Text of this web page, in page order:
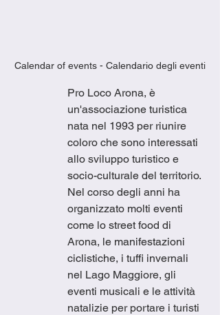
Calendar of events - Calendario degli eventi
Pro Loco Arona, è
un'associazione turistica
nata nel 1993 per riunire
coloro che sono interessati
allo sviluppo turistico e
socio-culturale del territorio.
Nel corso degli anni ha
organizzato molti eventi
come lo street food di
Arona, le manifestazioni
ciclistiche, i tuffi invernali
nel Lago Maggiore, gli
eventi musicali e le attività
natalizie per portare i turisti